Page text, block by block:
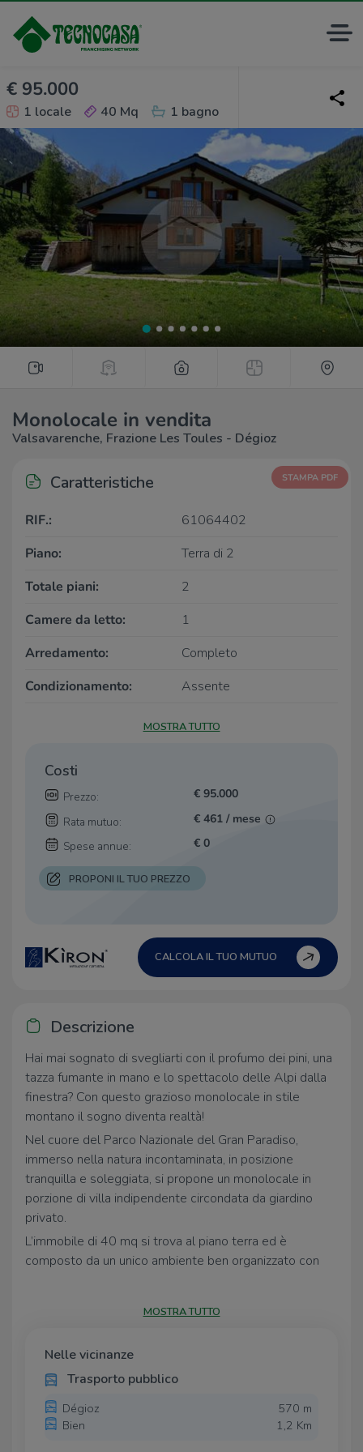
€ 95.000
1 locale 40 Mq 1 bagno
Monolocale in vendita
Valsavarenche, Frazione Les Toules - Dégioz
Caratteristiche STAMPA PDF
RIF.:
61064402
Piano:
Terra di 2
Totale piani:
2
Camere da letto:
1
Arredamento:
Completo
Condizionamento:
Assente
MOSTRA TUTTO
Costi
Prezzo:
€ 95.000
Rata mutuo:
€ 461 / mese
Spese annue:
€ 0
PROPONI IL TUO PREZZO
CALCOLA IL TUO MUTUO
Descrizione
Hai mai sognato di svegliarti con il profumo dei pini, una
tazza fumante in mano e lo spettacolo delle Alpi dalla
finestra? Con questo grazioso monolocale in stile
montano il sogno diventa realtà!
Nel cuore del Parco Nazionale del Gran Paradiso,
immerso nella natura incontaminata, in posizione
tranquilla e soleggiata, si propone un monolocale in
porzione di villa indipendente circondata da giardino
privato.
L’immobile di 40 mq si trova al piano terra ed è
composto da un unico ambiente ben organizzato con
Presente un bagno spazioso e luminoso con doccia.
Completa la proprietà un giardino privato.
Il riscaldamento è totalmente autonomo con radiatori e
una comoda stufa a legna.
L’elemento prevalente è il legno che crea un ambiente
caldo e accogliente, perfetto per un rifugio di montagna
MOSTRA TUTTO
Nelle vicinanze
Trasporto pubblico
Dégioz
570 m
Bien
1,2 Km